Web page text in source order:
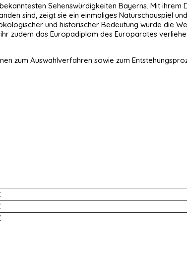
Sehenswürdigkeiten Bayerns. Mit
sind, zeigt sie ein einmaliges Naturschauspiel
und historischer Bedeutung wurde die
zudem das Europadiplom des Europarates
zum Auswahlverfahren sowie zum